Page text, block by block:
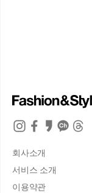
회사소개
서비스 소개
이용약관